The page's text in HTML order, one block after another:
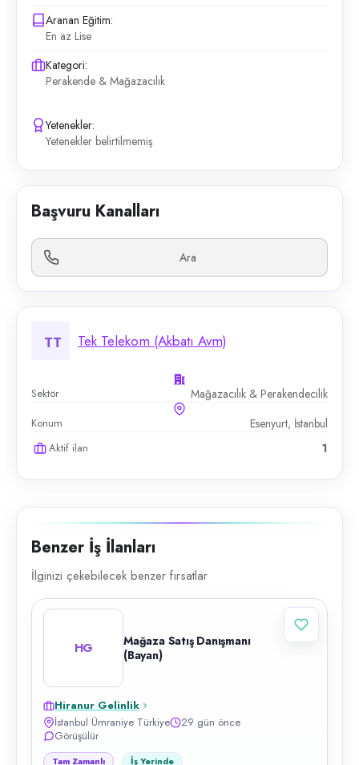
Aranan Eğitim:
En az Lise
Kategori:
Perakende & Mağazacılık
Yetenekler:
Yetenekler belirtilmemiş
Başvuru Kanalları
Ara
TT Tek Telekom (Akbatı Avm)
Sektör Mağazacılık & Perakendecilik
Konum Esenyurt, İstanbul
Aktif ilan 1
Benzer İş İlanları
İlginizi çekebilecek benzer fırsatlar
HG
Mağaza Satış Danışmanı
(Bayan)
Hiranur Gelinlik
İstanbul Ümraniye Türkiye
29 gün önce
Görüşülür
Tam Zamanlı İş Yerinde